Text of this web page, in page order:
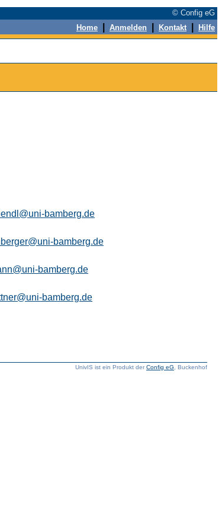
© Config eG
Home Anmelden Kontakt Hilfe
bamberg.de
bamberg.de
bamberg.de
bamberg.de
UnivIS ist ein Produkt derConfig eG , Buckenhof